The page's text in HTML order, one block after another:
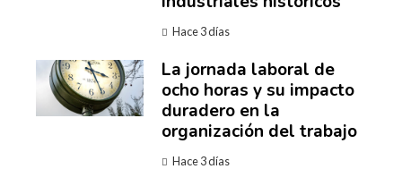
Hace 3 días
La jornada laboral de
ocho horas y su impacto
duradero en la
organización del trabajo
Hace 3 días